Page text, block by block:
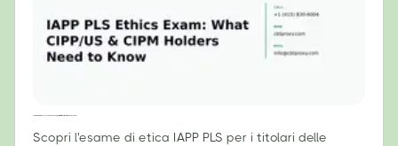
Scopri l'esame di etica IAPP PLS per i titolari delle